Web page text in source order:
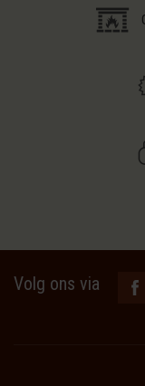
Volg ons via